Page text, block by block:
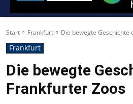
Start Frankfurt Die bewegte Geschichte
Frankfurt
Die bewegte
Frankfurter Zoos